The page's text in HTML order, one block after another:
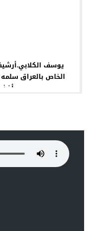
يوسف
الخاص بالعراق